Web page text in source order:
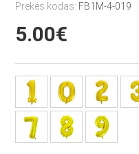
Prekės kodas: FB1M-4-019
5.00€